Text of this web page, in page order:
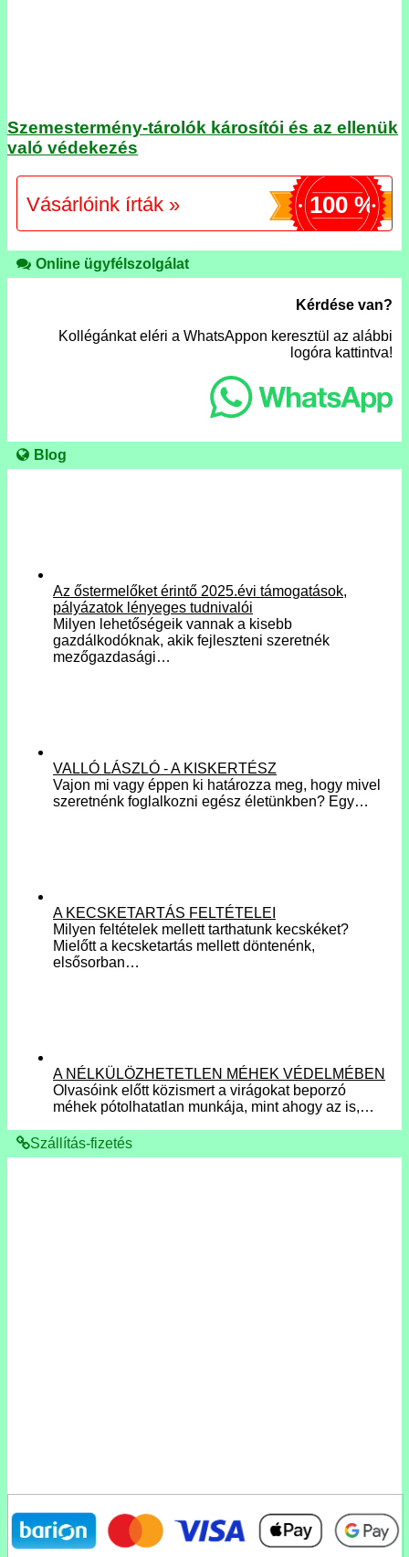
Szemestermény-tárolók károsítói és az ellenük
való védekezés
Vásárlóink írták » 100 %
Online ügyfélszolgálat
Kérdése van?
Kollégánkat eléri a WhatsAppon keresztül az alábbi
logóra kattintva!
Blog
Az őstermelőket érintő 2025.évi támogatások,
pályázatok lényeges tudnivalói
Milyen lehetőségeik vannak a kisebb
gazdálkodóknak, akik fejleszteni szeretnék
mezőgazdasági…
VALLÓ LÁSZLÓ - A KISKERTÉSZ
Vajon mi vagy éppen ki határozza meg, hogy mivel
szeretnénk foglalkozni egész életünkben? Egy…
A KECSKETARTÁS FELTÉTELEI
Milyen feltételek mellett tarthatunk kecskéket?
Mielőtt a kecsketartás mellett döntenénk,
elsősorban…
A NÉLKÜLÖZHETETLEN MÉHEK VÉDELMÉBEN
Olvasóink előtt közismert a virágokat beporzó
méhek pótolhatatlan munkája, mint ahogy az is,…
Szállítás-fizetés